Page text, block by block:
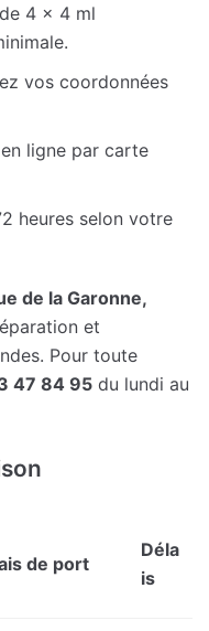
4 x 4 ml
vos coordonnées
ligne par carte
heures selon votre
de la Garonne,
et
Pour toute
47 84 95 du lundi au
de port
Déla
is